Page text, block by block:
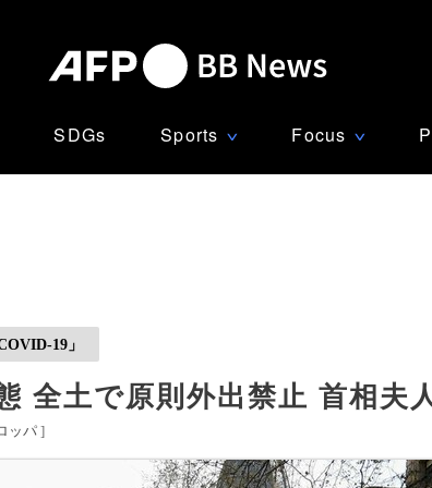
SDGs Sports ∨ Focus ∨
19」
全土で原則外出禁止 首相夫
ッパ]